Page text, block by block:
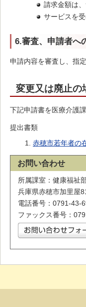
請求金額は
サービスを
6.審査、申請者へ
申請内容を審査し、指
変更又は廃止の
下記申請書を医療介護
提出書類
赤穂市若年者の
お問い合わせ
所属課室：健康福祉
兵庫県赤穂市加里屋
電話番号：0791-43-
ファックス番号：